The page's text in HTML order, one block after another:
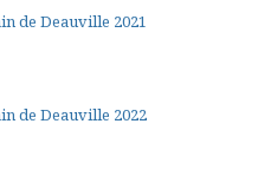
de Deauville 2021
de Deauville 2022